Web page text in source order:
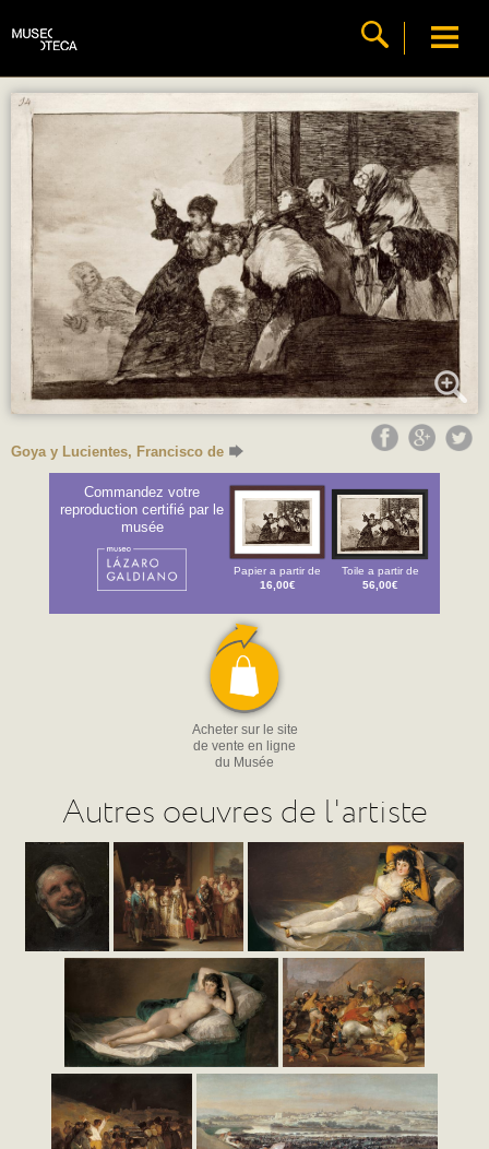
Goya y Lucientes, Francisco de
Commandez votre
reproduction certifié par le
musée
Papier a partir de
16,00€
Toile a partir de
56,00€
Acheter sur le site
de vente en ligne
du Musée
Autres oeuvres de l'artiste